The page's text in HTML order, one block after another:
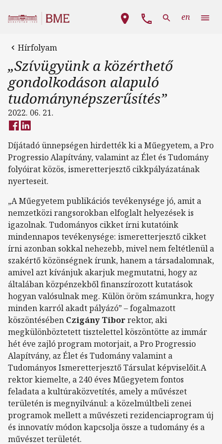
Fő navigáció
en
Hírfolyam
„Szívügyünk a közérthető
gondolkodáson alapuló
tudománynépszerűsítés”
2022. 06. 21.
Díjátadó ünnepségen hirdették ki a Műegyetem, a Pro
Progressio Alapítvány, valamint az Élet és Tudomány
folyóirat közös, ismeretterjesztő cikkpályázatának
nyerteseit.
„A Műegyetem publikációs tevékenysége jó, amit a
nemzetközi rangsorokban elfoglalt helyezések is
igazolnak. Tudományos cikket írni kutatóink
mindennapos tevékenysége: ismeretterjesztő cikket
írni azonban sokkal nehezebb, mivel nem feltétlenül a
szakértő közönségnek írunk, hanem a társadalomnak,
amivel azt kívánjuk akarjuk megmutatni, hogy az
általában közpénzekből finanszírozott kutatások
hogyan valósulnak meg. Külön öröm számunkra, hogy
minden karról akadt pályázó” – fogalmazott
köszöntésében Czigány Tiborrektor, aki
megkülönböztetett tisztelettel köszöntötte az immár
hét éve zajló program motorjait, a Pro Progressio
Alapítvány, az Élet és Tudomány valamint a
Tudományos Ismeretterjesztő Társulat képviselőit.A
rektor kiemelte, a 240 éves Műegyetem fontos
feladata a kultúraközvetítés, amely a művészet
területén is megnyilvánul: a közelmúltbeli zenei
programok mellett a művészeti rezidenciaprogram új
és innovatív módon kapcsolja össze a tudomány és a
művészet területét.